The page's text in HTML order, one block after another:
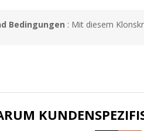
Bedingungen : Mit diesem